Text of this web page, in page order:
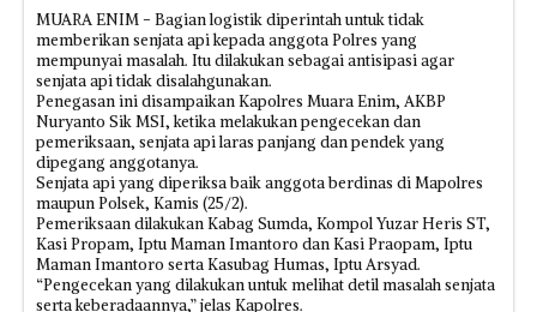
MUARA ENIM - Bagian logistik diperintah untuk tidak
memberikan senjata api kepada anggota Polres yang
mempunyai masalah. Itu dilakukan sebagai antisipasi agar
senjata api tidak disalahgunakan.
Penegasan ini disampaikan Kapolres Muara Enim, AKBP
Nuryanto Sik MSI, ketika melakukan pengecekan dan
pemeriksaan, senjata api laras panjang dan pendek yang
dipegang anggotanya.
Senjata api yang diperiksa baik anggota berdinas di Mapolres
maupun Polsek, Kamis (25/2).
Pemeriksaan dilakukan Kabag Sumda, Kompol Yuzar Heris ST,
Kasi Propam, Iptu Maman Imantoro dan Kasi Praopam, Iptu
Maman Imantoro serta Kasubag Humas, Iptu Arsyad.
“Pengecekan yang dilakukan untuk melihat detil masalah senjata
serta keberadaannya,” jelas Kapolres.